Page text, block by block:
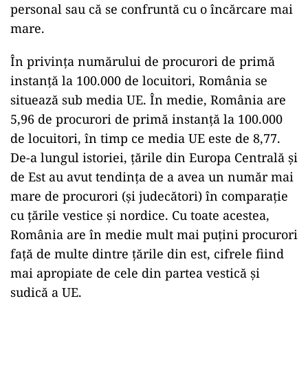
personal sau că se confruntă cu o încărcare mai
mare.
În privința numărului de procurori de primă
instanță la 100.000 de locuitori, România se
situează sub media UE. În medie, România are
5,96 de procurori de primă instanță la 100.000
de locuitori, în timp ce media UE este de 8,77.
De-a lungul istoriei, țările din Europa Centrală și
de Est au avut tendința de a avea un număr mai
mare de procurori (și judecători) în comparație
cu țările vestice și nordice. Cu toate acestea,
România are în medie mult mai puțini procurori
față de multe dintre țările din est, cifrele fiind
mai apropiate de cele din partea vestică și
sudică a UE.